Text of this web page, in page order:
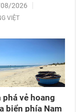
2026
VIỆT
phá vẻ hoang
biển phía Nam